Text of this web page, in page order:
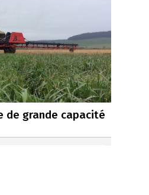
de grande capacité